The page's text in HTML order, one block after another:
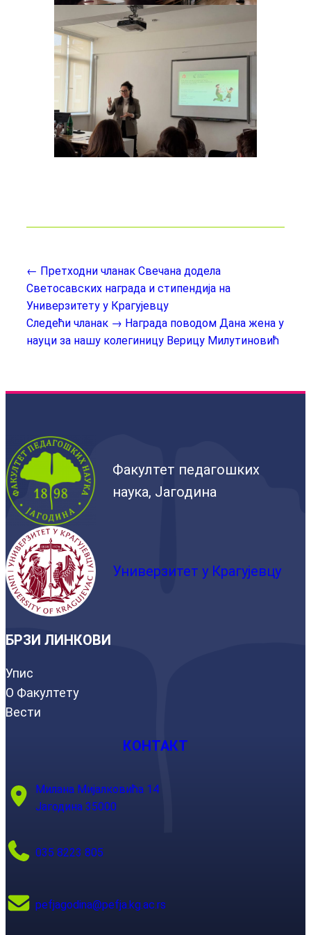
← Претходни чланак Свечана додела
Светосавских награда и стипендија на
Универзитету у Крагујевцу
Следећи чланак → Награда поводом Дана жена у
науци за нашу колегиницу Верицу Милутиновић
Факултет педагошких
наука, Јагодина
Универзитет у Крагујевцу
БРЗИ ЛИНКОВИ
Упис
О Факултету
Вести
КОНТАКТ
Милана Мијалковића 14
Јагодина 35000
035 8223 805
pefjagodina@pefja.kg.ac.rs